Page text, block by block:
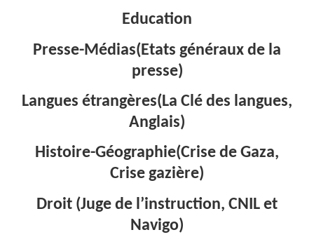
Education
Presse-Médias(Etats généraux de la
presse)
Langues étrangères(La Clé des langues,
Anglais)
Histoire-Géographie(Crise de Gaza,
Crise gazière)
Droit (Juge de l’instruction, CNIL et
Navigo)